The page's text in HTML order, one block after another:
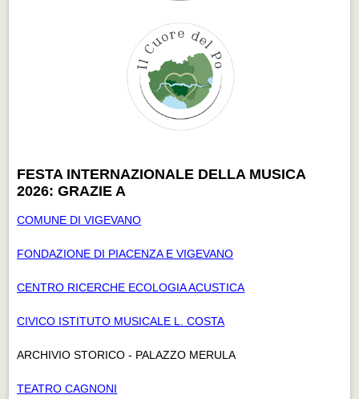
FESTA INTERNAZIONALE DELLA MUSICA
2026: GRAZIE A
COMUNE DI VIGEVANO
FONDAZIONE DI PIACENZA E VIGEVANO
CENTRO RICERCHE ECOLOGIA ACUSTICA
CIVICO ISTITUTO MUSICALE L. COSTA
ARCHIVIO STORICO - PALAZZO MERULA
TEATRO CAGNONI